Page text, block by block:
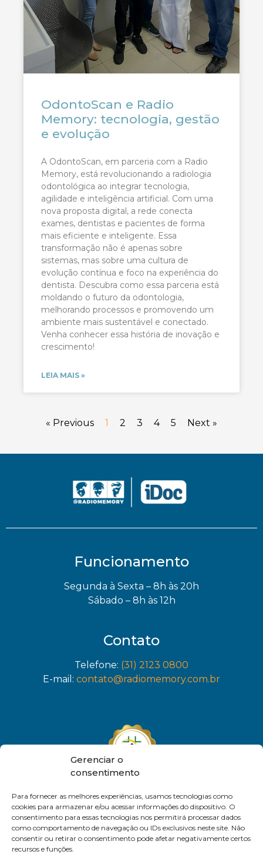
Gerenciar o
consentimento
Para fornecer as melhores experiências, usamos tecnologias como
cookies para armazenar e/ou acessar informações do dispositivo. O
consentimento para essas tecnologias nos permitirá processar dados
como comportamento de navegação ou IDs exclusivos neste site. Não
consentir ou retirar o consentimento pode afetar negativamente certos
recursos e funções.
OdontoScan e Radio
Memory: tecnologia, gestão
e evolução
A OdontoScan, em parceria com a Radio
Memory, está revolucionando a radiologia
odontológica ao integrar tecnologia,
agilidade e inteligência artificial. Com uma
nova proposta digital, a rede conecta
exames, dentistas e pacientes de forma
mais eficiente e inteligente. Essa
transformação não é apenas sobre
sistemas, mas sobre uma cultura de
evolução contínua e foco na experiência do
dentista. Descubra como essa parceria está
moldando o futuro da odontologia,
melhorando processos e promovendo um
ambiente mais sustentável e conectado.
Venha conhecer essa história de inovação e
crescimento!
LEIA MAIS »
« Previous 1 2 3 4 5 Next »
Funcionamento
Segunda à Sexta – 8h às 20h
Sábado – 8h às 12h
Contato
Telefone: (31) 2123 0800
E-mail: contato@radiomemory.com.br